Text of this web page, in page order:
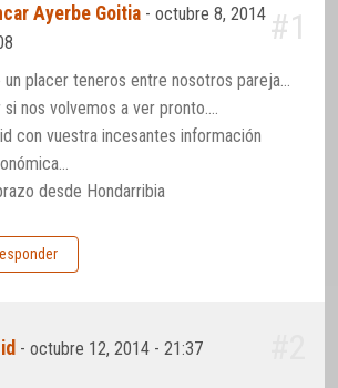
Ayerbe Goitia -octubre 8, 2014 #1
un placer teneros entre nosotros pareja…
si nos volvemos a ver pronto….
con vuestra incesantes información
desde Hondarribia
-octubre 12, 2014 - 21:37